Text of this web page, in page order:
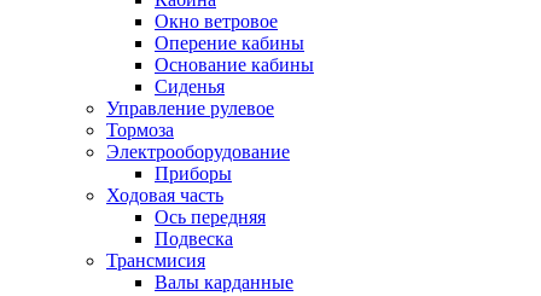
Окно ветровое
Оперение кабины
Основание кабины
Сиденья
Управление рулевое
Тормоза
Электрооборудование
Приборы
Ходовая часть
Ось передняя
Подвеска
Трансмисия
Валы карданные